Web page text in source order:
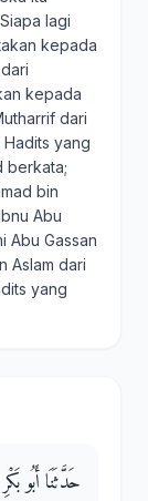
lagi
kepada
kepada
dari
yang
berkata;
bin
Abu
Abu Gassan
Aslam dari
yang
حَدَّثَنَا أَبُو